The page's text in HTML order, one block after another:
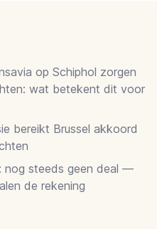
op Schiphol zorgen
wat betekent dit voor
bereikt Brussel akkoord
nog steeds geen deal —
de rekening